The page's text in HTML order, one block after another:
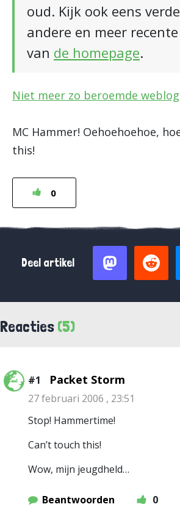
oud. Kijk ook eens
andere en meer
van de homepage.
Niet meer zo beroemde
MC Hammer! Oehoehoehoe,
this!
0
Deel artikel
Reacties (5)
#1 Packet Storm
27 februari 2006 , 23:51
Stop! Hammertime!
Can’t touch this!
Wow, mijn jeugdheld…
Beantwoorden
0